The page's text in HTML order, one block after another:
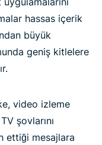
hassas içerik
büyük
geniş kitlelere
video izleme
şovlarını
ettiği mesajlara